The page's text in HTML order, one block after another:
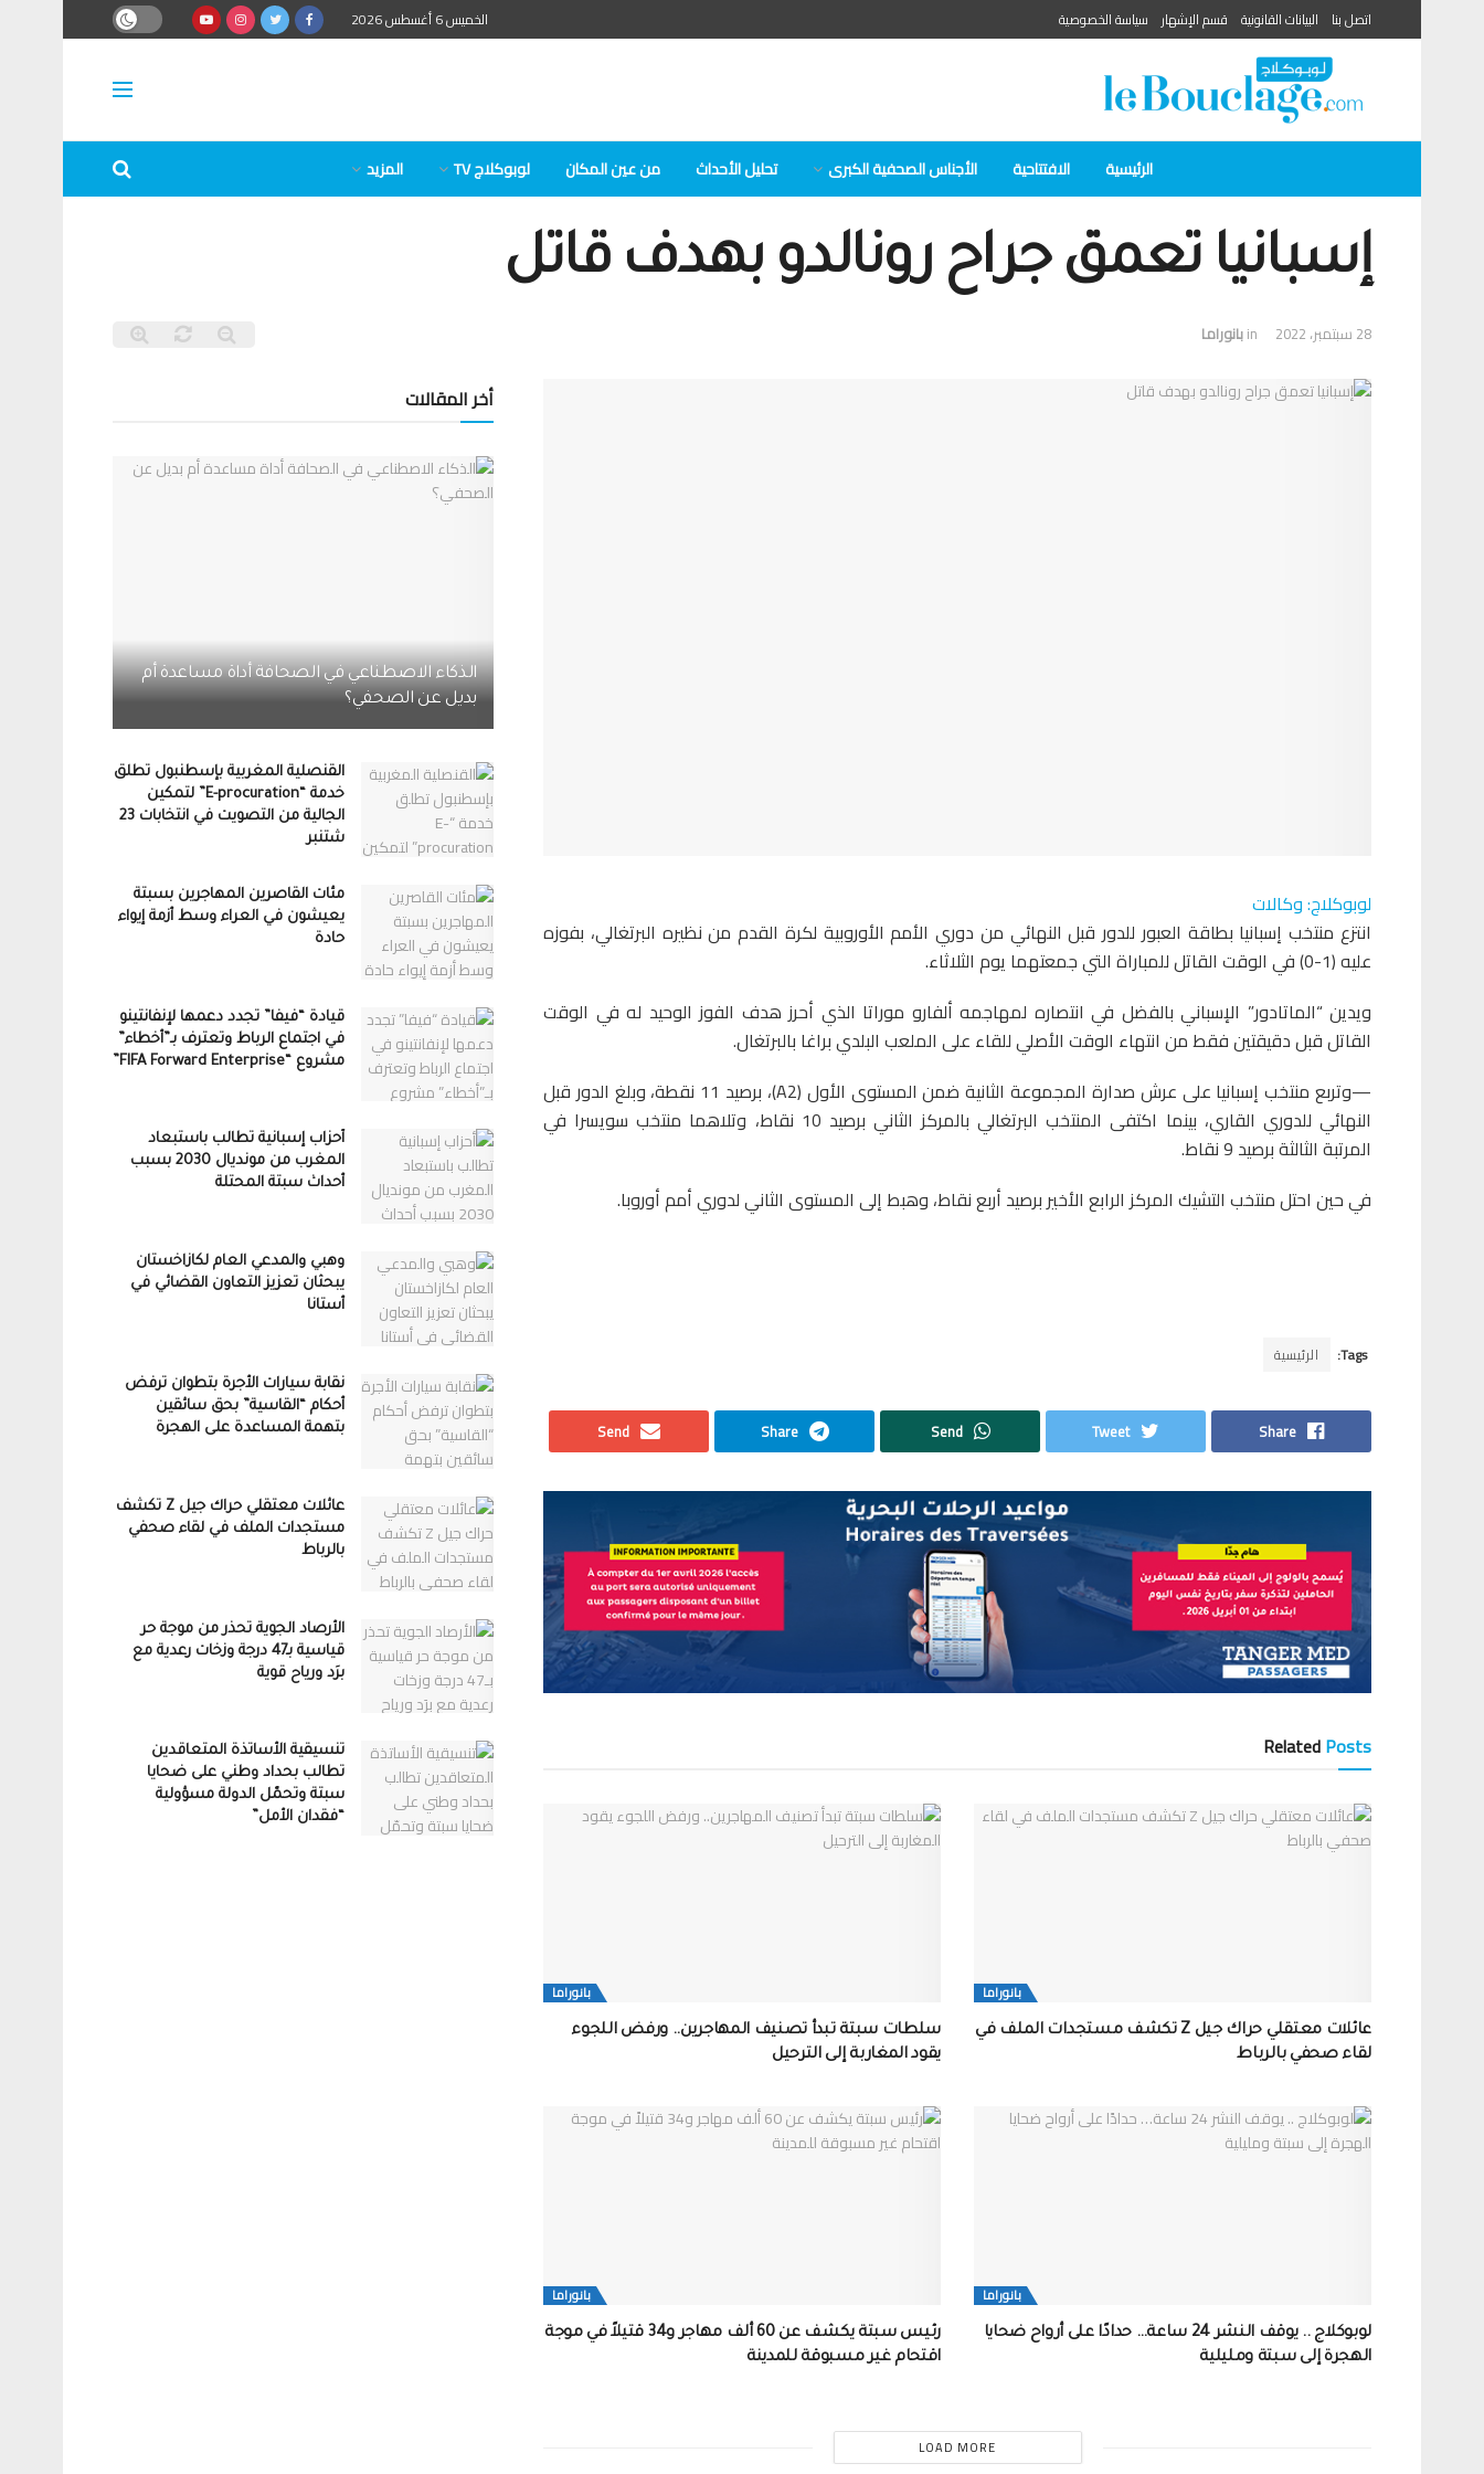
اتصل بنا البيانات القانونية قسم الإشهار سياسة الخصوصية الخميس 6 أغسطس 2026
الرئيسية الافتتاحية الأجناس الصحفية الكبرى تحلیل الأحداث من عين المكان لوبوكلاج TV المزيد
إسبانيا تعمق جراح رونالدو بهدف قاتل
28 سبتمبر، 2022 inبانوراما
لوبوكلاج: وكالات
انتزع منتخب إسبانيا بطاقة العبور للدور قبل النهائي من دوري الأمم الأوروبية لكرة القدم من نظيره البرتغالي، بفوزه
عليه (1-0) في الوقت القاتل للمباراة التي جمعتهما يوم الثلاثاء.
ويدين “الماتادور” الإسباني بالفضل في انتصاره لمهاجمه ألفارو موراتا الذي أحرز هدف الفوز الوحيد له في الوقت
القاتل قبل دقيقتين فقط من انتهاء الوقت الأصلي للقاء على الملعب البلدي براغا بالبرتغال.
—وتربع منتخب إسبانيا على عرش صدارة المجموعة الثانية ضمن المستوى الأول (A2)، برصيد 11 نقطة، وبلغ الدور قبل
النهائي للدوري القاري، بينما اكتفى المنتخب البرتغالي بالمركز الثاني برصيد 10 نقاط، وتلاهما منتخب سويسرا في
المرتبة الثالثة برصيد 9 نقاط.
في حين احتل منتخب التشيك المركز الرابع الأخير برصيد أربع نقاط، وهبط إلى المستوى الثاني لدوري أمم أوروبا.
Tags: الرئيسية
Share
Tweet
Send
Share
Send
RelatedPosts
بانوراما
عائلات معتقلي حراك جيل Z تكشف مستجدات الملف في
لقاء صحفي بالرباط
بانوراما
سلطات سبتة تبدأ تصنيف المهاجرين.. ورفض اللجوء
يقود المغاربة إلى الترحيل
بانوراما
لوبوكلاج .. يوقف النشر 24 ساعة… حدادًا على أرواح ضحايا
الهجرة إلى سبتة ومليلية
بانوراما
رئيس سبتة يكشف عن 60 ألف مهاجر و34 قتيلاً في موجة
اقتحام غير مسبوقة للمدينة
LOAD MORE
أخر المقالات
الذكاء الاصطناعي في الصحافة أداة مساعدة أم
بديل عن الصحفي؟
القنصلية المغربية بإسطنبول تطلق
خدمة “E-procuration” لتمكين
الجالية من التصويت في انتخابات 23
شتنبر
مئات القاصرين المهاجرين بسبتة
يعيشون في العراء وسط أزمة إيواء
حادة
قيادة “فيفا” تجدد دعمها لإنفانتينو
في اجتماع الرباط وتعترف بـ”أخطاء”
مشروع “FIFA Forward Enterprise”
أحزاب إسبانية تطالب باستبعاد
المغرب من مونديال 2030 بسبب
أحداث سبتة المحتلة
وهبي والمدعي العام لكازاخستان
يبحثان تعزيز التعاون القضائي في
أستانا
نقابة سيارات الأجرة بتطوان ترفض
أحكام “القاسية” بحق سائقين
بتهمة المساعدة على الهجرة
عائلات معتقلي حراك جيل Z تكشف
مستجدات الملف في لقاء صحفي
بالرباط
الأرصاد الجوية تحذر من موجة حر
قياسية بـ47 درجة وزخات رعدية مع
برَد ورياح قوية
تنسيقية الأساتذة المتعاقدين
تطالب بحداد وطني على ضحايا
سبتة وتحمّل الدولة مسؤولية
“فقدان الأمل”